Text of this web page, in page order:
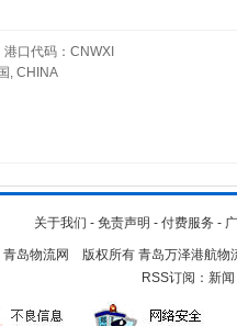
口代码：CNWXI
, CHINA
关于我们 - 免责声明 - 付费服务 -
岛物流网 版权所有 青岛万泽港航物
RSS订阅： 新闻